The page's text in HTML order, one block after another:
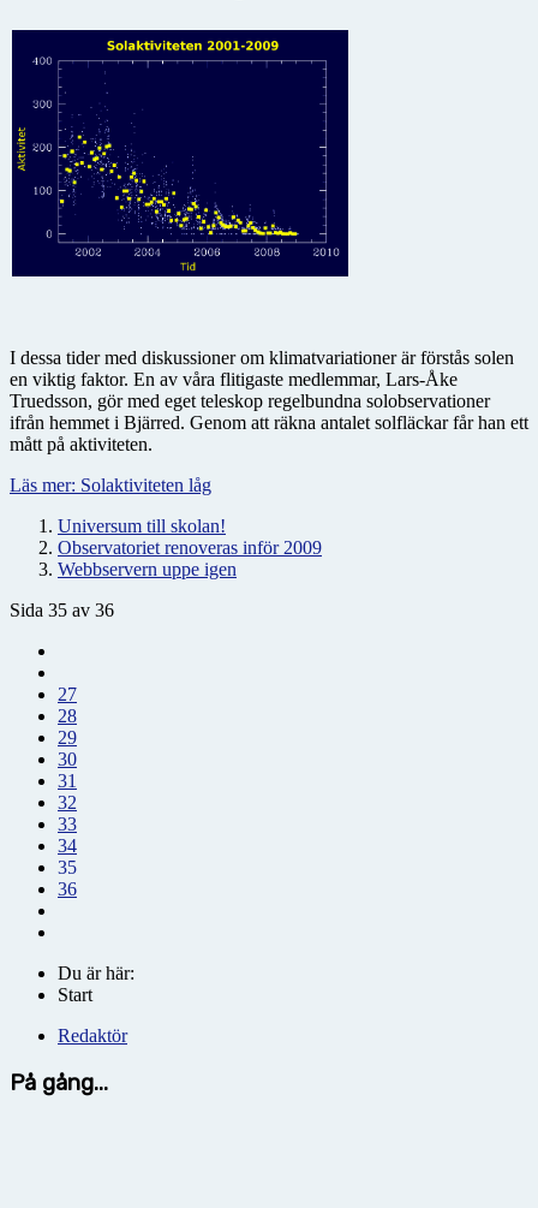
I dessa tider med diskussioner om klimatvariationer är förstås solen
en viktig faktor. En av våra flitigaste medlemmar, Lars-Åke
Truedsson, gör med eget teleskop regelbundna solobservationer
ifrån hemmet i Bjärred. Genom att räkna antalet solfläckar får han ett
mått på aktiviteten.
Läs mer: Solaktiviteten låg
Universum till skolan!
Observatoriet renoveras inför 2009
Webbservern uppe igen
Sida 35 av 36
27
28
29
30
31
32
33
34
35
36
Du är här:
Start
Redaktör
På gång...